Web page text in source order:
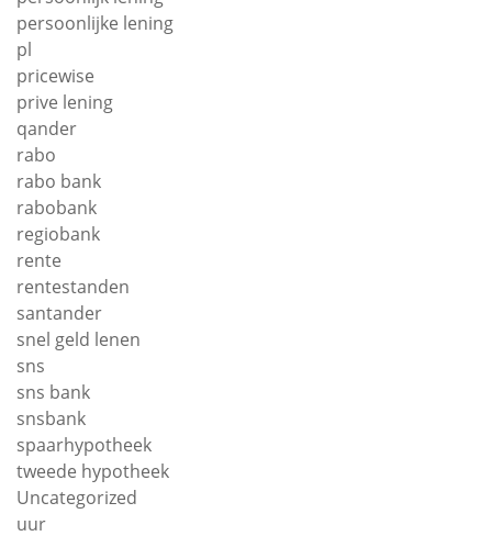
persoonlijke lening
pl
pricewise
prive lening
qander
rabo
rabo bank
rabobank
regiobank
rente
rentestanden
santander
snel geld lenen
sns
sns bank
snsbank
spaarhypotheek
tweede hypotheek
Uncategorized
uur